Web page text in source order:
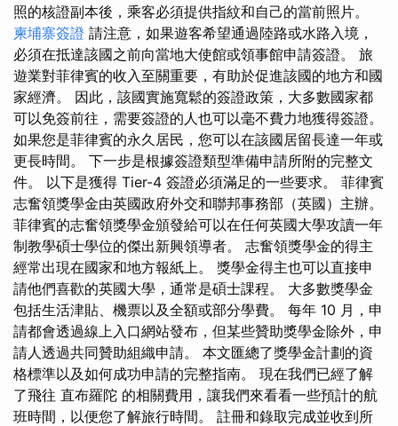
照的核證副本後，乘客必須提供指紋和自己的當前照片。
柬埔寨簽證 請注意，如果遊客希望通過陸路或水路入境，
必須在抵達該國之前向當地大使館或領事館申請簽證。 旅
遊業對菲律賓的收入至關重要，有助於促進該國的地方和國
家經濟。 因此，該國實施寬鬆的簽證政策，大多數國家都
可以免簽前往，需要簽證的人也可以毫不費力地獲得簽證。
如果您是菲律賓的永久居民，您可以在該國居留長達一年或
更長時間。 下一步是根據簽證類型準備申請所附的完整文
件。 以下是獲得 Tier-4 簽證必須滿足的一些要求。 菲律賓
志奮領獎學金由英國政府外交和聯邦事務部（英國）主辦。
菲律賓的志奮領獎學金頒發給可以在任何英國大學攻讀一年
制教學碩士學位的傑出新興領導者。 志奮領獎學金的得主
經常出現在國家和地方報紙上。 獎學金得主也可以直接申
請他們喜歡的英國大學，通常是碩士課程。 大多數獎學金
包括生活津貼、機票以及全額或部分學費。 每年 10 月，申
請都會透過線上入口網站發布，但某些贊助獎學金除外，申
請人透過共同贊助組織申請。 本文匯總了獎學金計劃的資
格標準以及如何成功申請的完整指南。 現在我們已經了解
了飛往 直布羅陀 的相關費用，讓我們來看看一些預計的航
班時間，以便您了解旅行時間。 註冊和錄取完成並收到所